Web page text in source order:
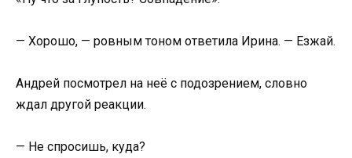
— Хорошо, — ровным тоном ответила Ирина. — Езжай.
Андрей посмотрел на неё с подозрением, словно
ждал другой реакции.
— Не спросишь, куда?